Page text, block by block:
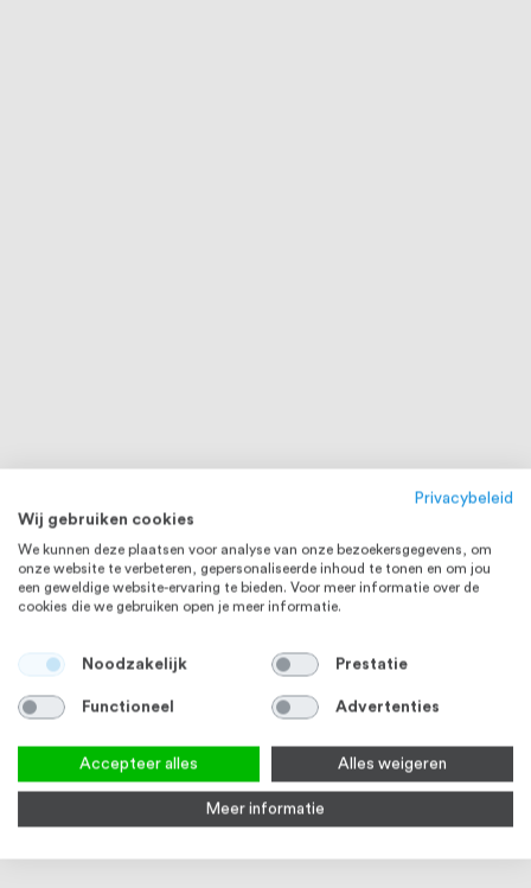
Privacybeleid
Wij gebruiken cookies
We kunnen deze plaatsen voor analyse van onze bezoekersgegevens, om
onze website te verbeteren, gepersonaliseerde inhoud te tonen en om jou
een geweldige website-ervaring te bieden. Voor meer informatie over de
cookies die we gebruiken open je meer informatie.
Noodzakelijk Prestatie
Functioneel Advertenties
Accepteer alles Alles weigeren
Meer informatie